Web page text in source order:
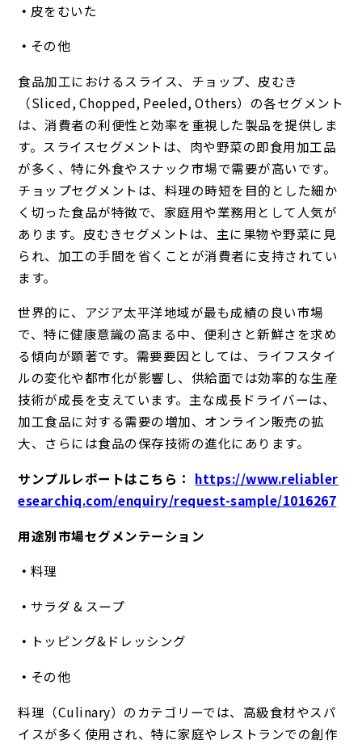
皮をむいた
その他
食品加工におけるスライス、チョップ、皮むき
（Sliced, Chopped, Peeled, Others）の各セグメント
は、消費者の利便性と効率を重視した製品を提供しま
す。スライスセグメントは、肉や野菜の即食用加工品
が多く、特に外食やスナック市場で需要が高いです。
チョップセグメントは、料理の時短を目的とした細か
く切った食品が特徴で、家庭用や業務用として人気が
あります。皮むきセグメントは、主に果物や野菜に見
られ、加工の手間を省くことが消費者に支持されてい
ます。
世界的に、アジア太平洋地域が最も成績の良い市場
で、特に健康意識の高まる中、便利さと新鮮さを求め
る傾向が顕著です。需要要因としては、ライフスタイ
ルの変化や都市化が影響し、供給面では効率的な生産
技術が成長を支えています。主な成長ドライバーは、
加工食品に対する需要の増加、オンライン販売の拡
大、さらには食品の保存技術の進化にあります。
サンプルレポートはこちら： https://www.reliabler
esearchiq.com/enquiry/request-sample/1016267
用途別市場セグメンテーション
料理
サラダ & スープ
トッピング&ドレッシング
その他
料理（Culinary）のカテゴリーでは、高級食材やスパ
イスが多く使用され、特に家庭やレストランでの創作